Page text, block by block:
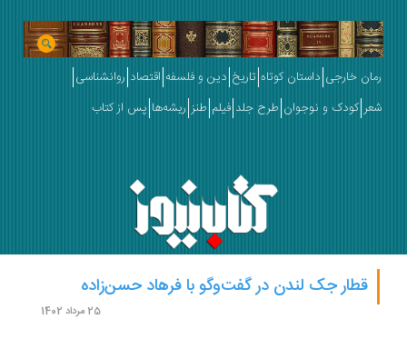
خارجی داستان کوتاه تاریخ دین و فلسفه اقتصاد روانشناسی
کودک و نوجوان طرح جلد فیلم طنز ریشه‌ها پس از کتاب
قطار جک لندن در گفت‌وگو با فرهاد حسن‌زاده